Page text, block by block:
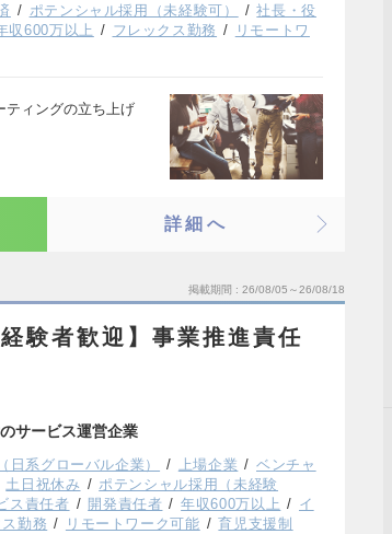
ポテンシャル採用（未経験可）
社長・役
収600万以上 フレックス勤務
リモートワ
ティングの立ち上げ
詳細へ
掲載期間 26/08/05～26/08/18
験者歓迎】事業推進責任
サービス運営企業
日系グローバル企業） 上場企業
ベンチャ
土日祝休み
ポテンシャル採用（未経験
ス責任者 開発責任者 年収600万以上
イ
勤務 リモートワーク可能
育児支援制